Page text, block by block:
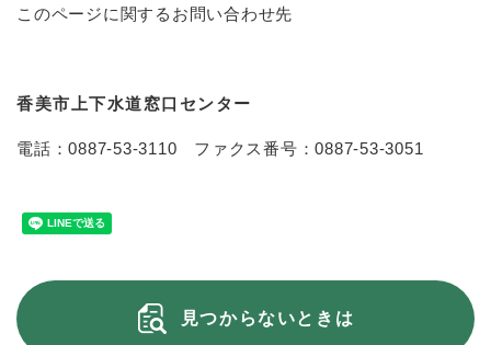
このページに関するお問い合わせ先
香美市上下水道窓口センター
電話：0887-53-3110 ファクス番号：0887-53-3051
見つからないときは